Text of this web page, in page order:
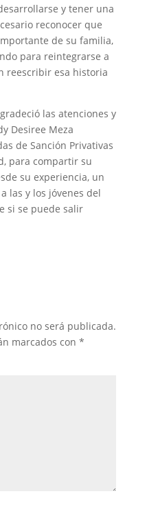
y tener una
reconocer que
de su familia,
para reintegrarse a
reescribir esa historia
las atenciones y
Desiree Meza
de Sanción Privativas
para compartir su
su experiencia, un
las y los jóvenes del
si se puede salir
no será publicada.
marcados con *